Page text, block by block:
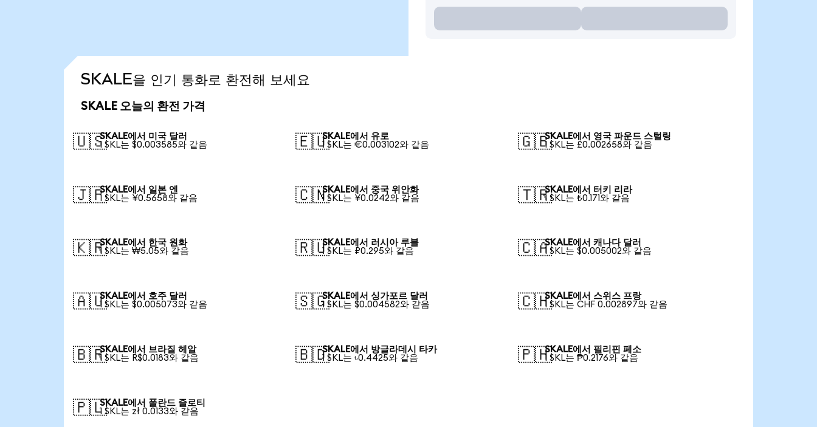
SKALE을 인기 통화로 환전해 보세요
SKALE 오늘의 환전 가격
🇺🇸SKALE에서 미국 달러
1 SKL는 $0.003585와 같음
🇪🇺SKALE에서 유로
1 SKL는 €0.003102와 같음
🇬🇧SKALE에서 영국 파운드 스털링
1 SKL는 £0.002658와 같음
🇯🇵SKALE에서 일본 엔
1 SKL는 ¥0.5658와 같음
🇨🇳SKALE에서 중국 위안화
1 SKL는 ¥0.0242와 같음
🇹🇷SKALE에서 터키 리라
1 SKL는 ₺0.171와 같음
🇰🇷SKALE에서 한국 원화
1 SKL는 ₩5.05와 같음
🇷🇺SKALE에서 러시아 루블
1 SKL는 ₽0.295와 같음
🇨🇦SKALE에서 캐나다 달러
1 SKL는 $0.005002와 같음
🇦🇺SKALE에서 호주 달러
1 SKL는 $0.005073와 같음
🇸🇬SKALE에서 싱가포르 달러
1 SKL는 $0.004582와 같음
🇨🇭SKALE에서 스위스 프랑
1 SKL는 CHF 0.002897와 같음
🇧🇷SKALE에서 브라질 헤알
1 SKL는 R$0.0183와 같음
🇧🇩SKALE에서 방글라데시 타카
1 SKL는 ৳0.4425와 같음
🇵🇭SKALE에서 필리핀 페소
1 SKL는 ₱0.2176와 같음
🇵🇱SKALE에서 폴란드 즐로티
1 SKL는 zł 0.0133와 같음